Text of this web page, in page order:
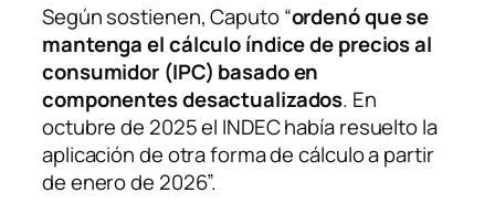
Según sostienen, Caputo “ordenó que se
mantenga el cálculo índice de precios al
consumidor (IPC) basado en
componentes desactualizados. En
octubre de 2025 el INDEC había resuelto la
aplicación de otra forma de cálculo a partir
de enero de 2026”.